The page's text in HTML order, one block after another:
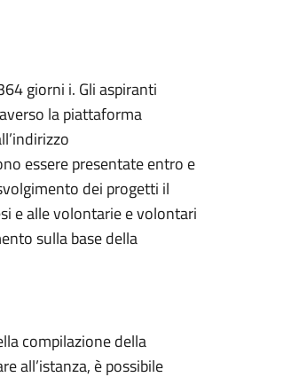
giorni i. Gli aspiranti
la piattaforma
essere presentate entro e
dei progetti il
e alle volontarie e volontari
sulla base della
compilazione della
all’istanza, è possibile